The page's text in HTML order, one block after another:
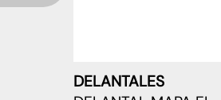
DELANTALES